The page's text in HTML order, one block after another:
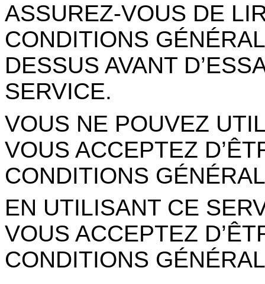
ASSUREZ-VOUS DE
CONDITIONS
DESSUS AVANT
SERVICE.
VOUS NE POUVEZ
VOUS ACCEPTEZ
CONDITIONS
EN UTILISANT CE
VOUS ACCEPTEZ
CONDITIONS